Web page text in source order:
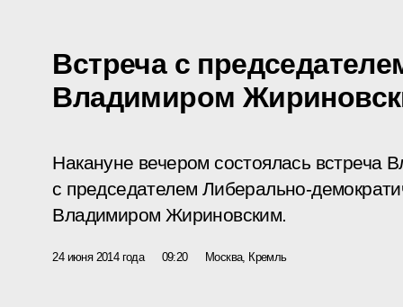
Встреча с
Владимиром
Накануне вечером состоялась встреча
с председателем Либерально-
Владимиром Жириновским.
24 июня 2014 года 09:20 Москва, Кремль